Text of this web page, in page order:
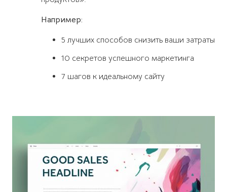
Например:
5 лучших способов снизить ваши затраты
10 секретов успешного маркетинга
7 шагов к идеальному сайту